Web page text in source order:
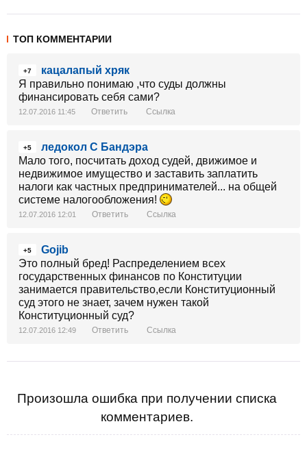
ТОП КОММЕНТАРИИ
+7
кацалапый хряк
Я правильно понимаю ,что суды должны
финансировать себя сами?
12.07.2016 11:45 Ответить Ссылка
+5
ледокол С Бандэра
Мало того, посчитать доход судей, движимое и
недвижимое имущество и заставить заплатить
налоги как частных предпринимателей... на общей
системе налогообложения!
12.07.2016 12:01 Ответить Ссылка
+5
Gojib
Это полный бред! Распределением всех
государственных финансов по Конституции
занимается правительство,если Конституционный
суд этого не знает, зачем нужен такой
Конституционный суд?
12.07.2016 12:49 Ответить Ссылка
Произошла ошибка при получении списка
комментариев.